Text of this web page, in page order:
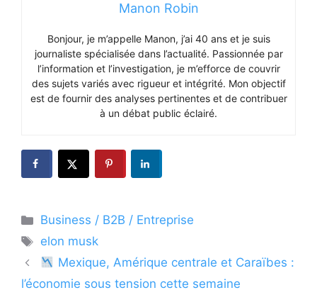
Manon Robin
Bonjour, je m’appelle Manon, j’ai 40 ans et je suis
journaliste spécialisée dans l’actualité. Passionnée par
l’information et l’investigation, je m’efforce de couvrir
des sujets variés avec rigueur et intégrité. Mon objectif
est de fournir des analyses pertinentes et de contribuer
à un débat public éclairé.
Catégories
Business / B2B / Entreprise
Étiquettes
elon musk
Mexique, Amérique centrale et Caraïbes :
l’économie sous tension cette semaine